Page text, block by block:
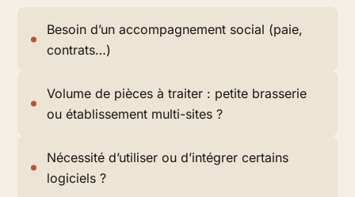
Besoin d’un accompagnement social (paie,
contrats…)
Volume de pièces à traiter : petite brasserie
ou établissement multi-sites ?
Nécessité d’utiliser ou d’intégrer certains
logiciels ?